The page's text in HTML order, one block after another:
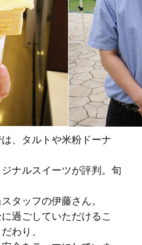
は、タルトや米粉ドーナ
ナルスイーツが評判。旬
タッフの伊藤さん。
過ごしていただけるこ
わり、